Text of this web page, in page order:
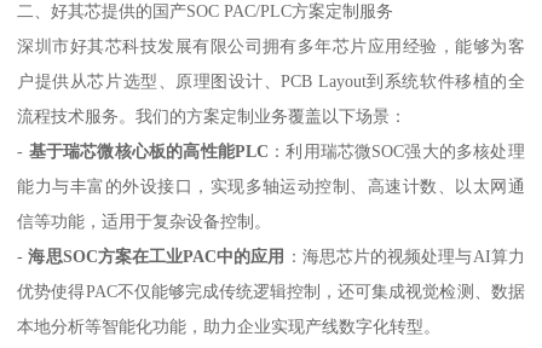
二、好其芯提供的国产SOC PAC/PLC方案定制服务
深圳市好其芯科技发展有限公司拥有多年芯片应用经验，能够为客
户提供从芯片选型、原理图设计、PCB Layout到系统软件移植的全
流程技术服务。我们的方案定制业务覆盖以下场景：
- 基于瑞芯微核心板的高性能PLC ：利用瑞芯微SOC强大的多核处理
能力与丰富的外设接口，实现多轴运动控制、高速计数、以太网通
信等功能，适用于复杂设备控制。
-海思SOC方案在工业PAC中的应用 ：海思芯片的视频处理与AI算力
优势使得PAC不仅能够完成传统逻辑控制，还可集成视觉检测、数据
本地分析等智能化功能，助力企业实现产线数字化转型。